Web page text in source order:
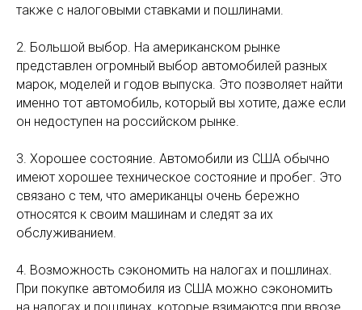
также с налоговыми ставками и пошлинами.
2. Большой выбор. На американском рынке
представлен огромный выбор автомобилей разных
марок, моделей и годов выпуска. Это позволяет найти
именно тот автомобиль, который вы хотите, даже если
он недоступен на российском рынке.
3. Хорошее состояние. Автомобили из США обычно
имеют хорошее техническое состояние и пробег. Это
связано с тем, что американцы очень бережно
относятся к своим машинам и следят за их
обслуживанием.
4. Возможность сэкономить на налогах и пошлинах.
При покупке автомобиля из США можно сэкономить
на налогах и пошлинах, которые взимаются при ввозе